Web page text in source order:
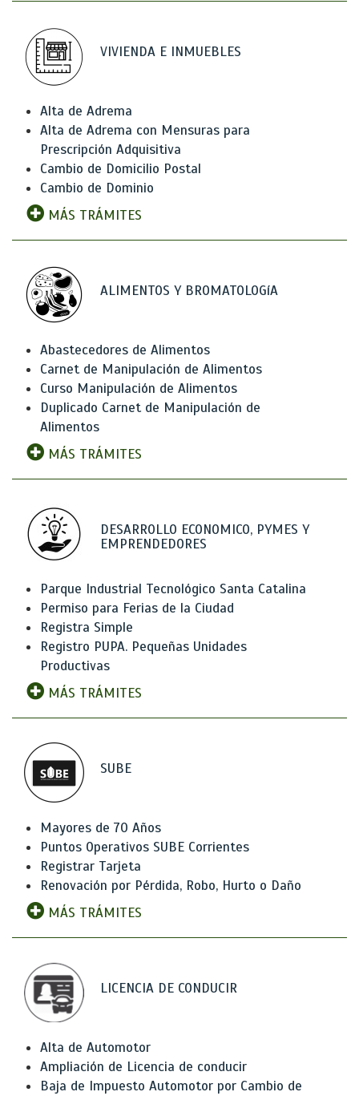
VIVIENDA E INMUEBLES
Alta de Adrema
Alta de Adrema con Mensuras para
Prescripción Adquisitiva
Cambio de Domicilio Postal
Cambio de Dominio
MÁS TRÁMITES
ALIMENTOS Y BROMATOLOGíA
Abastecedores de Alimentos
Carnet de Manipulación de Alimentos
Curso Manipulación de Alimentos
Duplicado Carnet de Manipulación de
Alimentos
MÁS TRÁMITES
DESARROLLO ECONOMICO, PYMES Y
EMPRENDEDORES
Parque Industrial Tecnológico Santa Catalina
Permiso para Ferias de la Ciudad
Registra Simple
Registro PUPA. Pequeñas Unidades
Productivas
MÁS TRÁMITES
SUBE
Mayores de 70 Años
Puntos Operativos SUBE Corrientes
Registrar Tarjeta
Renovación por Pérdida, Robo, Hurto o Daño
MÁS TRÁMITES
LICENCIA DE CONDUCIR
Alta de Automotor
Ampliación de Licencia de conducir
Baja de Impuesto Automotor por Cambio de